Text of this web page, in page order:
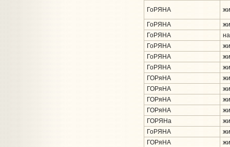
ГоРЯНА
ГоРЯНА
ГоРЯНА
ГоРЯНА
ГоРЯНА
ГоРЯНА
ГОРяНА
ГОРяНА
ГОРяНА
ГОРяНА
ГОРЯНа
ГоРЯНА
ГОРяНА